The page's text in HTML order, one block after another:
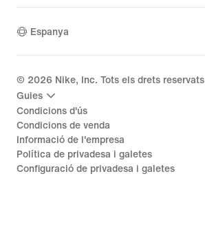
Espanya
© 2026 Nike, Inc. Tots els drets reservats
Guies
Condicions d'ús
Condicions de venda
Informació de l'empresa
Política de privadesa i galetes
Configuració de privadesa i galetes